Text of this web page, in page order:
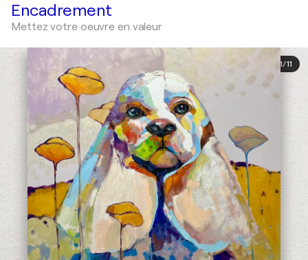
Encadrement
Mettez votre oeuvre en valeur
1/11